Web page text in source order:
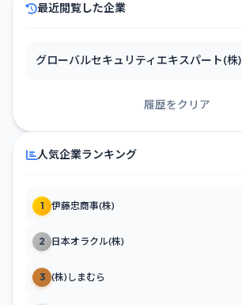
最近閲覧した企業
グローバルセキュリティエキスパート(株)
履歴をクリア
人気企業ランキング
1 伊藤忠商事(株)
2 日本オラクル(株)
3 (株)しまむら